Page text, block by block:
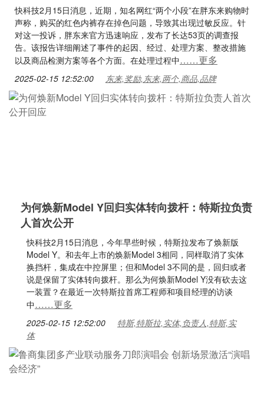
快科技2月15日消息，近期，知名网红“两个小段”在胖东来购物时
声称，购买的红色内裤存在掉色问题，导致其出现过敏反应。针
对这一投诉，胖东来官方迅速响应，发布了长达53页的调查报
告。该报告详细阐述了事件的起因、经过、处理方案、整改措施
以及商品检测方案等各个方面。在处理过程中……更多
2025-02-15 12:52:00 东来,奖励,东来,两个,商品,品牌
为何焕新Model Y回归实体转向拨杆：特斯拉负责
人首次公开
快科技2月15日消息，今年早些时候，特斯拉发布了焕新版
Model Y。和去年上市的焕新Model 3相同，同样取消了实体
换挡杆，集成在中控屏里；但和Model 3不同的是，回归或者
说是保留了实体转向拨杆。那么为何焕新Model Y没有砍去这
一装置？在最近一次特斯拉首席工程师和项目经理的访谈
中……更多
2025-02-15 12:52:00
特斯,特斯拉,实体,负责人,特斯,实
体